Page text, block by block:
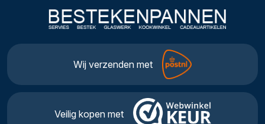
Wij verzenden met
Veilig kopen met